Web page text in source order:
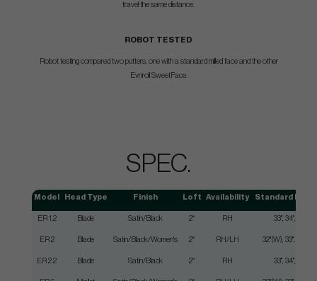
travel the same distance.
ROBOT TESTED
Robot testing compared two putters, one with a standard milled face and the other
Evnroll SweetFace.
SPEC.
Model Head Type Finish Loft Availability Standard
ER 1.2 Blade Satin/Black 2° RH 33", 34", 35"
ER 2 Blade Satin/Black/Women's 2° RH/LH 32"(W), 33", 34",
ER 2.2 Blade Satin/Black 2° RH 33", 34", 35"